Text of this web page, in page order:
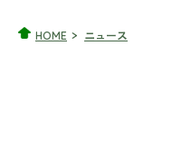
HOME ニュース